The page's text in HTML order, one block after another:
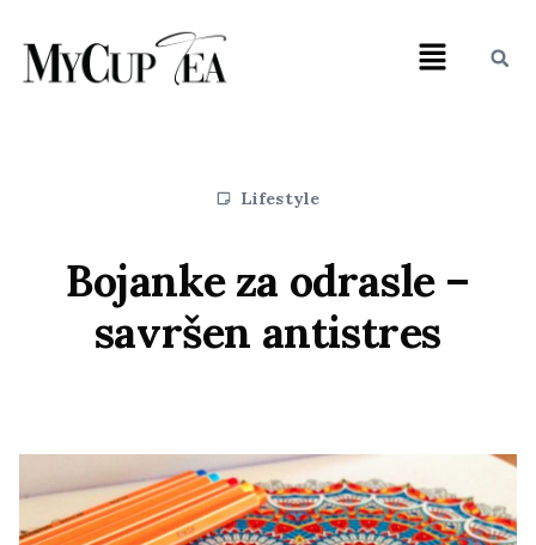
Lifestyle
Bojanke za odrasle –
savršen antistres